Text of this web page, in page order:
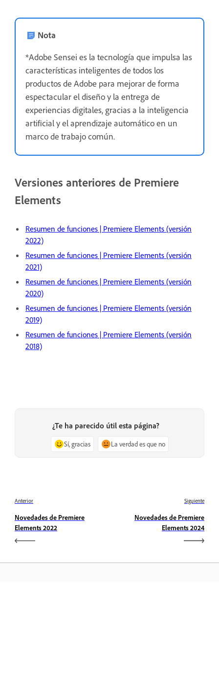
Nota
*Adobe Sensei es la tecnología que impulsa las
características inteligentes de todos los
productos de Adobe para mejorar de forma
espectacular el diseño y la entrega de
experiencias digitales, gracias a la inteligencia
artificial y el aprendizaje automático en un
marco de trabajo común.
Versiones anteriores de Premiere
Elements
Resumen de funciones | Premiere Elements (versión
2022)
Resumen de funciones | Premiere Elements (versión
2021)
Resumen de funciones | Premiere Elements (versión
2020)
Resumen de funciones | Premiere Elements (versión
2019)
Resumen de funciones | Premiere Elements (versión
2018)
¿Te ha parecido útil esta página?
Sí, gracias La verdad es que no
Anterior
Novedades de Premiere
Elements 2022
Siguiente
Novedades de Premiere
Elements 2024